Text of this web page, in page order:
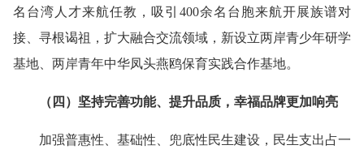
名台湾人才来航任教，吸引400余名台胞来航开展族谱对
接、寻根谒祖，扩大融合交流领域，新设立两岸青少年研学
基地、两岸青年中华凤头燕鸥保育实践合作基地。
（ 四 ）坚持完善功能、提升品质， 幸福品牌更加响亮
加强普惠性、基础性、兜底性民生建设，民生支出占一